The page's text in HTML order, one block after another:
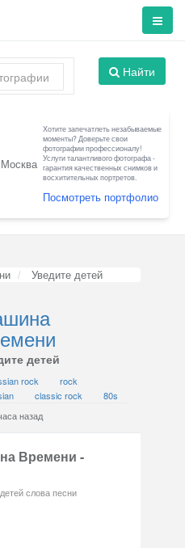
Найти
Хотите запечатлеть незабываемые
моменты? Доверьте свои
фотографии профессионалу!
Услуги талантливого фотографа -
гарантия качественных снимков и
восхитительных портретов.
Посмотреть портфолио
Уведите детей
детей
rock
rock
classic rock
80s
назад
Времени -
слова песни